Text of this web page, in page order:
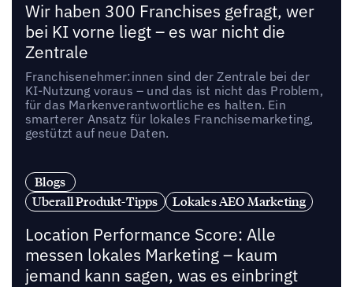
Wir haben 300 Franchises gefragt, wer
bei KI vorne liegt – es war nicht die
Zentrale
Franchisenehmer:innen sind der Zentrale bei der
KI-Nutzung voraus – und das ist nicht das Problem,
für das Markenverantwortliche es halten. Ein
smarterer Ansatz für lokales Franchisemarketing,
gestützt auf neue Daten.
Blogs
Uberall Produkt-Tipps
Lokales AEO Marketing
Location Performance Score: Alle
messen lokales Marketing – kaum
jemand kann sagen, was es einbringt